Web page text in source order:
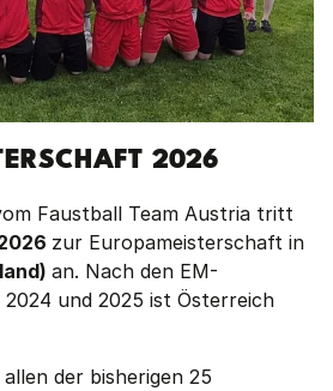
2026
Faustball Team Austria tritt
zur Europameisterschaft in
an. Nach den EM-
und 2025 ist Österreich
der bisherigen 25